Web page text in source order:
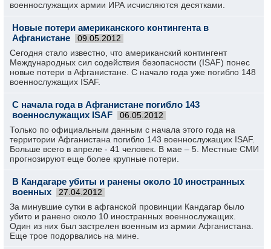
военнослужащих армии ИРА исчисляются десятками.
Новые потери американского контингента в
Афганистане
09.05.2012
Сегодня стало известно, что американский контингент
Международных сил содействия безопасности (ISAF) понес
новые потери в Афганистане. С начало года уже погибло 148
военнослужащих ISAF.
С начала года в Афганистане погибло 143
военнослужащих ISAF
06.05.2012
Только по официальным данным с начала этого года на
территории Афганистана погибло 143 военнослужащих ISAF.
Больше всего в апреле - 41 человек. В мае – 5. Местные СМИ
прогнозируют еще более крупные потери.
В Кандагаре убиты и ранены около 10 иностранных
военных
27.04.2012
За минувшие сутки в афганской провинции Кандагар было
убито и ранено около 10 иностранных военнослужащих.
Один из них был застрелен военным из армии Афганистана.
Еще трое подорвались на мине.